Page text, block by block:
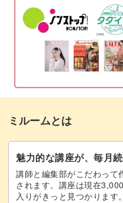
おわりに
ミルームとは
魅力的な講座が、毎月
講師と編集部がこだわって
されます。講座は現在
入りがきっと見つかります。